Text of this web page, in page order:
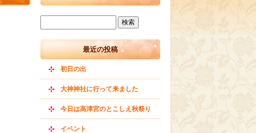
最近の投稿
初日の出
大神神社に行って来ました
今日は高津宮のとこしえ秋祭り
イベント